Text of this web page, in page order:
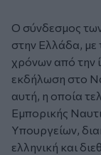
Ο σύνδεσμος
στην Ελλάδα, με
χρόνων από την
εκδήλωση στο
αυτή, η οποία
Εμπορικής
Υπουργείων,
ελληνική και